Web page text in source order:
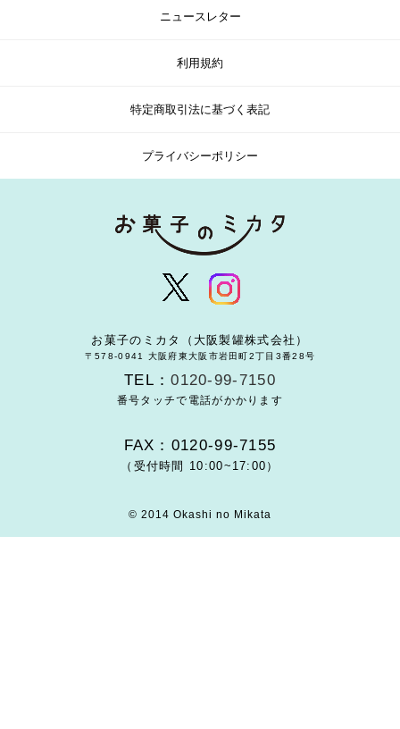
ニュースレター
利用規約
特定商取引法に基づく表記
プライバシーポリシー
お菓子のミカタ（大阪製罐株式会社）
〒578-0941 大阪府東大阪市岩田町2丁目3番28号
TEL：0120-99-7150
番号タッチで電話がかかります
FAX：0120-99-7155
（受付時間 10:00~17:00）
© 2014 Okashi no Mikata